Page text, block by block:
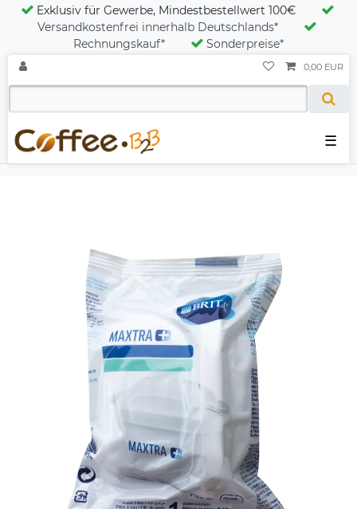
Exklusiv für Gewerbe, Mindestbestellwert 100€
Versandkostenfrei innerhalb Deutschlands*
Rechnungskauf*
Sonderpreise*
☰
0,00 EUR